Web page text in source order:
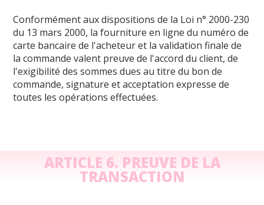
Conformément aux dispositions de la Loi n° 2000-230
du 13 mars 2000, la fourniture en ligne du numéro de
carte bancaire de l'acheteur et la validation finale de
la commande valent preuve de l'accord du client, de
l'exigibilité des sommes dues au titre du bon de
commande, signature et acceptation expresse de
toutes les opérations effectuées.
ARTICLE 6. PREUVE DE LA
TRANSACTION